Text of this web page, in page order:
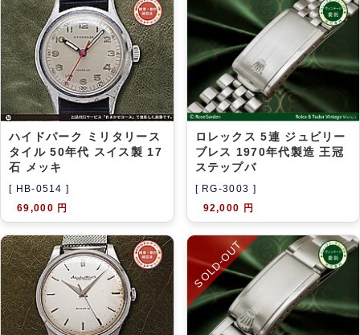
ハイドパーク ミリタリース
タイル 50年代 スイス製 17
石 メッキ
[ HB-0514 ]
69,000 円
ロレックス 5連 ジュビリー
ブレス 1970年代製造 王冠
ステップバ
[ RG-3003 ]
92,000 円
SOLD-OUT